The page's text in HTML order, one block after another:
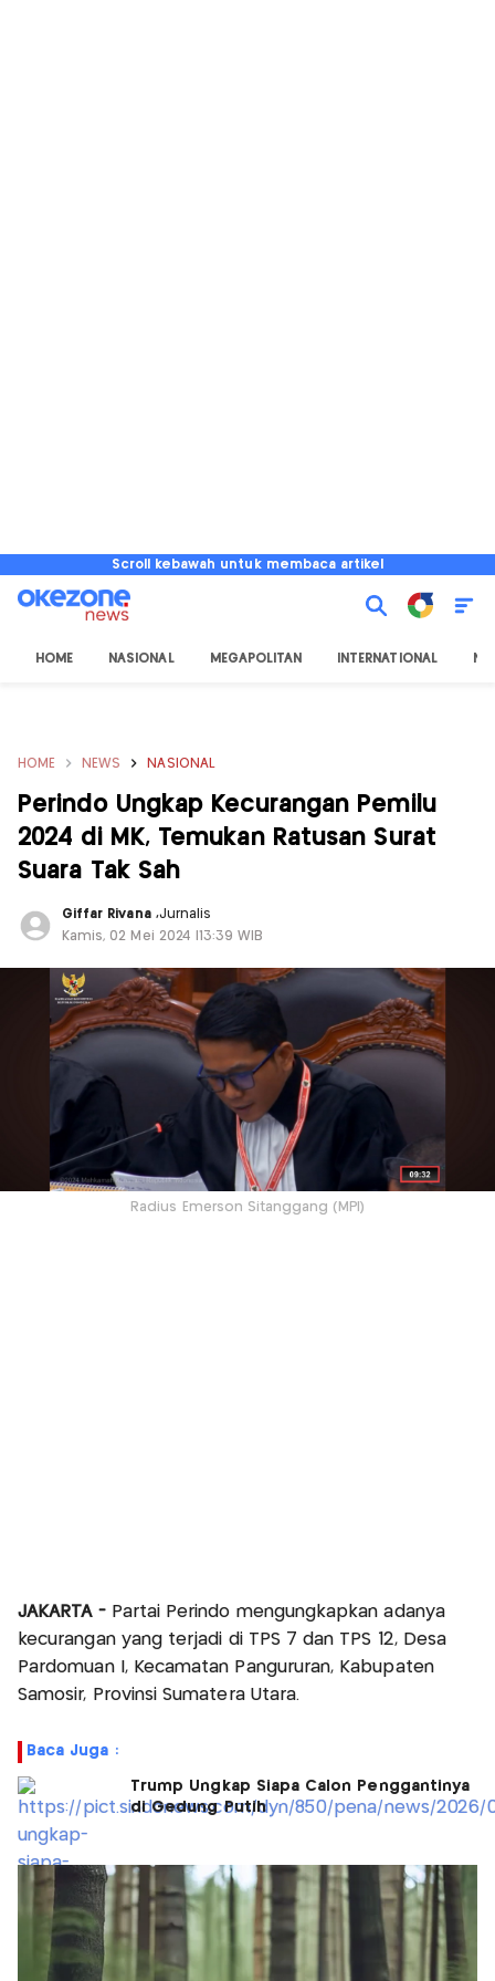
Scroll kebawah untuk membaca artikel
HOME NASIONAL MEGAPOLITAN INTERNATIONAL
HOME NEWS NASIONAL
Perindo Ungkap Kecurangan Pemilu
2024 di MK, Temukan Ratusan Surat
Suara Tak Sah
Giffar Rivana ,Jurnalis
Kamis, 02 Mei 2024 |13:39 WIB
Radius Emerson Sitanggang (MPI)
JAKARTA -Partai Perindo mengungkapkan adanya
kecurangan yang terjadi di TPS 7 dan TPS 12, Desa
Pardomuan I, Kecamatan Pangururan, Kabupaten
Samosir, Provinsi Sumatera Utara.
Baca Juga :
Trump Ungkap Siapa Calon Penggantinya
di Gedung Putih